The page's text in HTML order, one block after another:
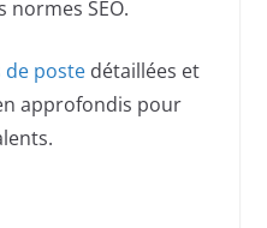
normes SEO.
postedétaillées et
approfondis pour